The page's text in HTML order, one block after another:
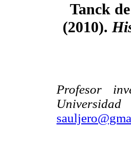
Tanck
(2010).
Profesor